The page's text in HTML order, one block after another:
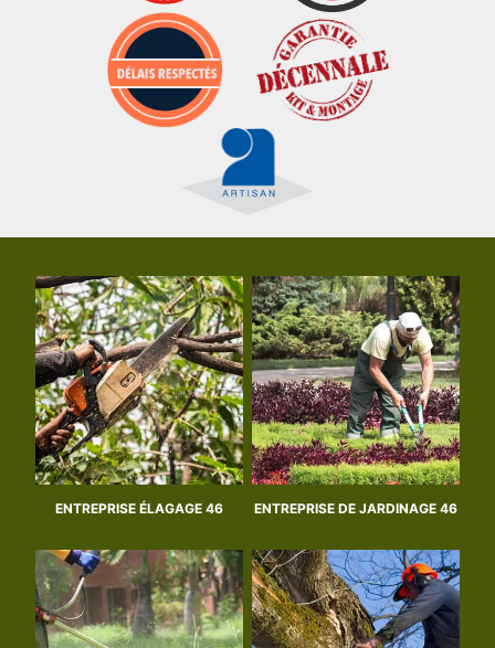
ENTREPRISE ÉLAGAGE 46 ENTREPRISE DE JARDINAGE 46